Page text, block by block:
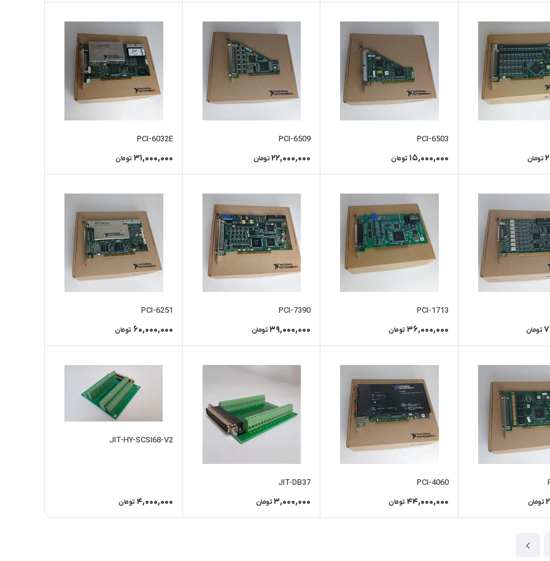
تومان
PCI-6503
15,000,000 تومان
PCI-6509
22,000,000 تومان
PCI-6032E
31,000,000 تومان
تومان
PCI-1713
36,000,000 تومان
PCI-7390
39,000,000 تومان
PCI-6251
60,000,000 تومان
تومان
PCI-4060
44,000,000 تومان
JIT-DB37
3,000,000 تومان
JIT-HY-SCSI68-V2
4,000,000 تومان